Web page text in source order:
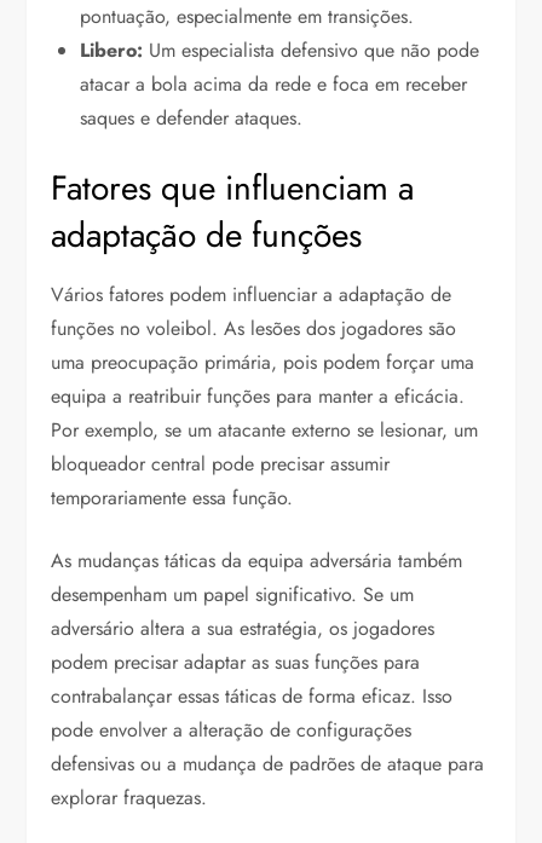
pontuação, especialmente em transições.
Libero: Um especialista defensivo que não pode
atacar a bola acima da rede e foca em receber
saques e defender ataques.
Fatores que influenciam a
adaptação de funções
Vários fatores podem influenciar a adaptação de
funções no voleibol. As lesões dos jogadores são
uma preocupação primária, pois podem forçar uma
equipa a reatribuir funções para manter a eficácia.
Por exemplo, se um atacante externo se lesionar, um
bloqueador central pode precisar assumir
temporariamente essa função.
As mudanças táticas da equipa adversária também
desempenham um papel significativo. Se um
adversário altera a sua estratégia, os jogadores
podem precisar adaptar as suas funções para
contrabalançar essas táticas de forma eficaz. Isso
pode envolver a alteração de configurações
defensivas ou a mudança de padrões de ataque para
explorar fraquezas.